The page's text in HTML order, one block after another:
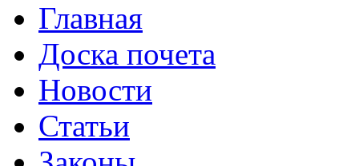
Главная
Доска почета
Новости
Статьи